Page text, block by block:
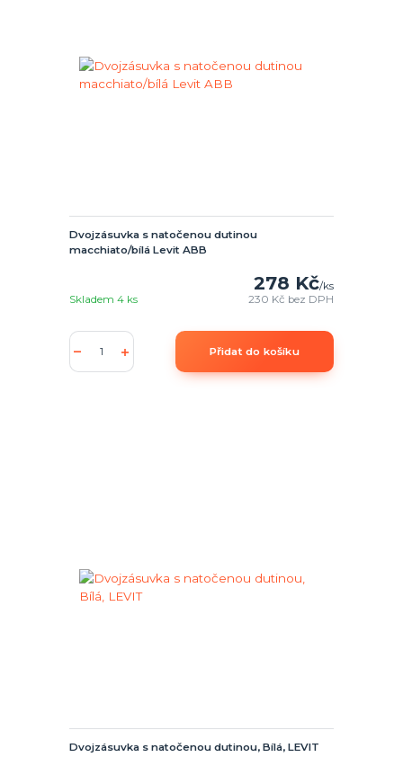
Dvojzásuvka s natočenou dutinou
macchiato/bílá Levit ABB
278 Kč/ks
230 Kč bez DPH
Skladem 4 ks
Přidat do košíku
Dvojzásuvka s natočenou dutinou, Bílá, LEVIT